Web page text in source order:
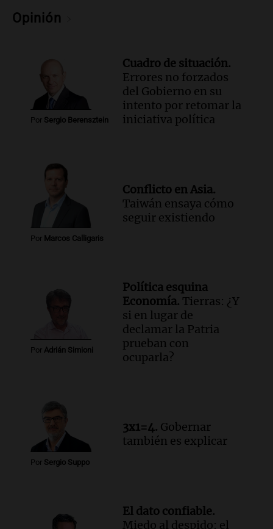
Audio.
Episodios
Audio.Nevadas en Bariloche obligan al
uso de cadenas en el Cerro Catedral y
rutas circundantes
Reinheimer fue premiada a nivel
mundial: "La ciencia tiene muchas
facetas"
Noticias Rosario
Episodios
Audio. Un camionero muere tras volcar
Episodios
Audio.
Detienen a hombre con
elementos robados en Rafaela durante
la madrugada del viernes
Panorama Federal
Opinión
Por Sergio Berensztein
Cuadro de situación.
Errores no forzados
del Gobierno en su
intento por retomar la
iniciativa política
Por Marcos Calligaris
Conflicto en Asia.
Taiwán ensaya cómo
seguir existiendo
Por Adrián Simioni
Política esquina
Economía. Tierras: ¿Y
si en lugar de
declamar la Patria
prueban con
ocuparla?
Por Sergio Suppo
3x1=4. Gobernar
también es explicar
El dato confiable.
Miedo al despido: el